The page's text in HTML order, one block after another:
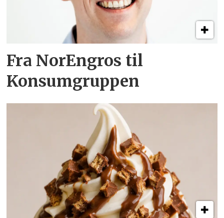
Fra NorEngros til
Konsumgruppen